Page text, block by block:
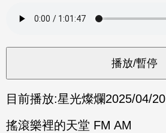
目前播放:星光燦爛2025/04/20
搖滾樂裡的天堂 FM AM